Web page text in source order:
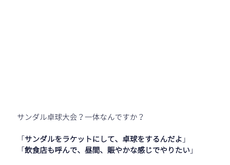
サンダル卓球大会？一体なんですか？
「サンダルをラケットにして、卓球をするんだよ 」
「飲食店も呼んで、昼間、賑やかな感じでやりたい」